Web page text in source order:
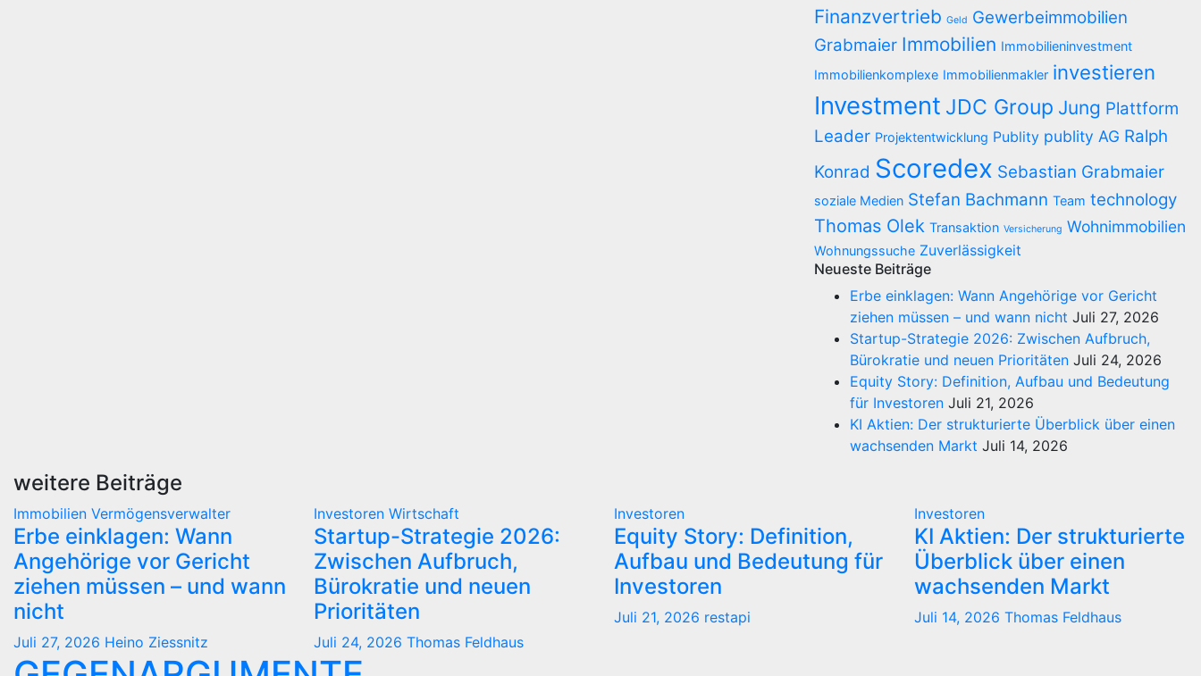
Finanzvertrieb Geld Gewerbeimmobilien
Grabmaier Immobilien Immobilieninvestment
Immobilienkomplexe Immobilienmakler investieren
Investment JDC Group Jung Plattform
Leader Projektentwicklung Publity publity AG Ralph
Konrad Scoredex Sebastian Grabmaier
soziale Medien Stefan Bachmann Team technology
Thomas Olek Transaktion Versicherung Wohnimmobilien
Wohnungssuche Zuverlässigkeit
Neueste Beiträge
Erbe einklagen: Wann Angehörige vor Gericht
ziehen müssen – und wann nicht Juli 27, 2026
Startup-Strategie 2026: Zwischen Aufbruch,
Bürokratie und neuen Prioritäten Juli 24, 2026
Equity Story: Definition, Aufbau und Bedeutung
für Investoren Juli 21, 2026
KI Aktien: Der strukturierte Überblick über einen
wachsenden Markt Juli 14, 2026
weitere Beiträge
Immobilien Vermögensverwalter
Erbe einklagen: Wann
Angehörige vor Gericht
ziehen müssen – und wann
nicht
Juli 27, 2026 Heino Ziessnitz
Investoren Wirtschaft
Startup-Strategie 2026:
Zwischen Aufbruch,
Bürokratie und neuen
Prioritäten
Juli 24, 2026 Thomas Feldhaus
Investoren
Equity Story: Definition,
Aufbau und Bedeutung für
Investoren
Juli 21, 2026 restapi
Investoren
KI Aktien: Der strukturierte
Überblick über einen
wachsenden Markt
Juli 14, 2026 Thomas Feldhaus